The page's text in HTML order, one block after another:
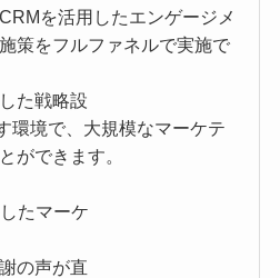
を活用したエンゲージメ
策をフルファネルで実施で
た戦略設
環境で、大規模なマーケテ
ができます。
たマーケ
の声が直